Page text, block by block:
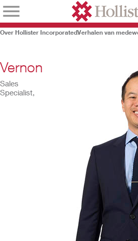
Over Hollister IncorporatedVerhalen van
Vernon
Sales
Specialist,